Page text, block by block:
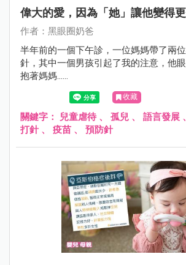
偉大的愛，因為「她」讓他變得
作者：黑眼圈奶爸
半年前的一個下午診，一位媽媽帶了兩
針，其中一個男孩引起了我的注意，他
抱著媽媽......
收藏
關鍵字： 兒童虐待 、 孤兒 、 語言發展
打針 、 疫苗 、 預防針